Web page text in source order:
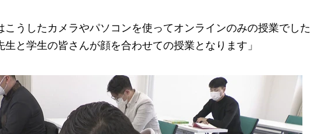
こうしたカメラやパソコンを使ってオンラインのみの授業でした
生と学生の皆さんが顔を合わせての授業となります」